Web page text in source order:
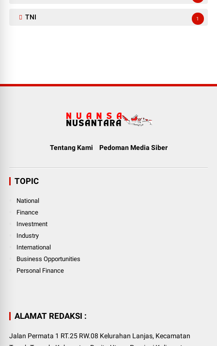
TNI 1
Tentang Kami Pedoman Media Siber
TOPIC
National
Finance
Investment
Industry
International
Business Opportunities
Personal Finance
ALAMAT REDAKSI :
Jalan Permata 1 RT.25 RW.08 Kelurahan Lanjas, Kecamatan